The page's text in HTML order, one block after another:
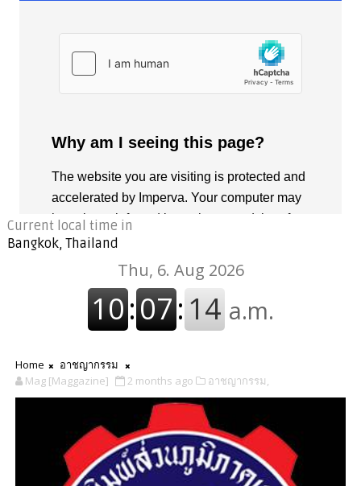
Current local time in
Bangkok, Thailand
Home
อาชญากรรม
Mag [Maggazine]
2 months ago อาชญากรรม,